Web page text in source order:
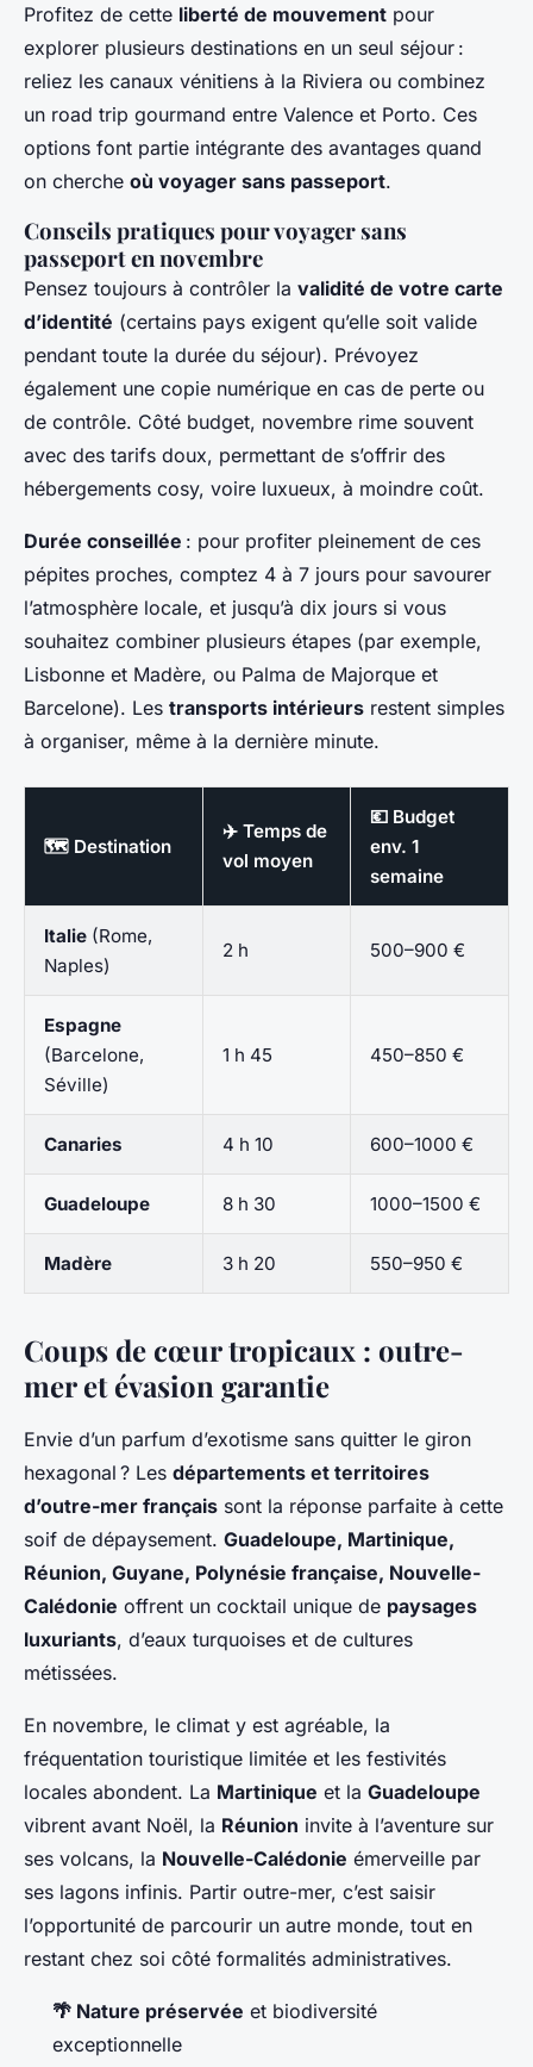
Profitez de cette liberté de mouvement pour
explorer plusieurs destinations en un seul séjour :
reliez les canaux vénitiens à la Riviera ou combinez
un road trip gourmand entre Valence et Porto. Ces
options font partie intégrante des avantages quand
on cherche où voyager sans passeport.
Conseils pratiques pour voyager sans
passeport en novembre
Pensez toujours à contrôler la validité de votre carte
d’identité (certains pays exigent qu’elle soit valide
pendant toute la durée du séjour). Prévoyez
également une copie numérique en cas de perte ou
de contrôle. Côté budget, novembre rime souvent
avec des tarifs doux, permettant de s’offrir des
hébergements cosy, voire luxueux, à moindre coût.
Durée conseillée : pour profiter pleinement de ces
pépites proches, comptez 4 à 7 jours pour savourer
l’atmosphère locale, et jusqu’à dix jours si vous
souhaitez combiner plusieurs étapes (par exemple,
Lisbonne et Madère, ou Palma de Majorque et
Barcelone). Les transports intérieurs restent simples
à organiser, même à la dernière minute.
🗺️ Destination
✈️ Temps de
vol moyen
💶 Budget
env. 1
semaine
Italie (Rome,
Naples)
2 h 500–900 €
Espagne
(Barcelone,
Séville)
1 h 45 450–850 €
Canaries 4 h 10 600–1000 €
Guadeloupe 8 h 30 1000–1500 €
Madère 3 h 20 550–950 €
Coups de cœur tropicaux : outre-
mer et évasion garantie
Envie d’un parfum d’exotisme sans quitter le giron
hexagonal ? Les départements et territoires
d’outre-mer français sont la réponse parfaite à cette
soif de dépaysement. Guadeloupe, Martinique,
Réunion, Guyane, Polynésie française, Nouvelle-
Calédonie offrent un cocktail unique de paysages
luxuriants, d’eaux turquoises et de cultures
métissées.
En novembre, le climat y est agréable, la
fréquentation touristique limitée et les festivités
locales abondent. La Martinique et la Guadeloupe
vibrent avant Noël, la Réunion invite à l’aventure sur
ses volcans, la Nouvelle-Calédonie émerveille par
ses lagons infinis. Partir outre-mer, c’est saisir
l’opportunité de parcourir un autre monde, tout en
restant chez soi côté formalités administratives.
🌴 Nature préservée et biodiversité
exceptionnelle